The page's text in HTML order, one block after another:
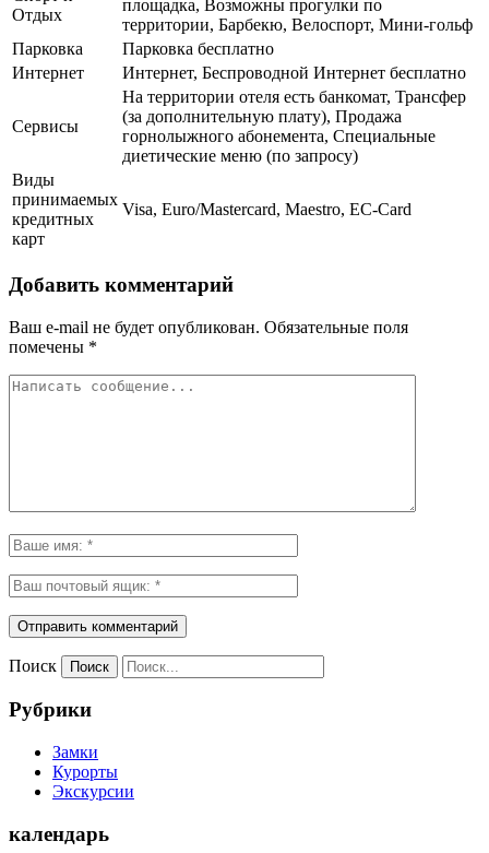
Отдых
площадка, Возможны прогулки по
территории, Барбекю, Велоспорт, Мини-гольф
Парковка
Парковка бесплатно
Интернет
Интернет, Беспроводной Интернет бесплатно
Сервисы
На территории отеля есть банкомат, Трансфер
(за дополнительную плату), Продажа
горнолыжного абонемента, Специальные
диетические меню (по запросу)
Виды
принимаемых
кредитных
карт
Visa, Euro/Mastercard, Maestro, EC-Card
Добавить комментарий
Ваш e-mail не будет опубликован. Обязательные поля
помечены *
Поиск
Рубрики
Замки
Курорты
Экскурсии
календарь